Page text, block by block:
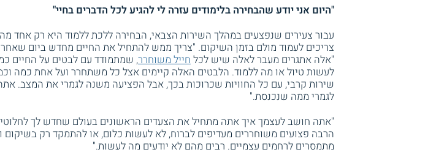
"היום אני יודע שהבחירה בלימודים עזרה לי להגיע לכל הדברים בחיי"
עבור צעירים שנפצעים במהלך השירות הצבאי, הבחירה ללכת ללמוד היא רק אחד
צריכים לעמוד מולם בזמן השיקום. "צריך ממש להתחיל את החיים מחדש ביום
"אלה אתגרים מעבר לאלה שיש לכלחייל משוחרר, שמתמודד עם לבטים על החיים
לעשות טיול או מה ללמוד. הלבטים האלה קיימים אצל כל משתחרר ועל אחת כמה
שירות קרבי, עם כל החוויות שכרוכות בכך, אבל הפציעה משנה לגמרי את המצב.
לגמרי ממה שנכנסת."
"אתה חושב לעצמך איך אתה מתחיל את הצעדים הראשונים בעולם שחדש לך
הרבה פצועים משוחררים מעדיפים לברוח, לא לעשות כלום, או להתמקד רק
מתמסרים לרחמים עצמיים. רבים מהם לא יודעים מה לעשות."